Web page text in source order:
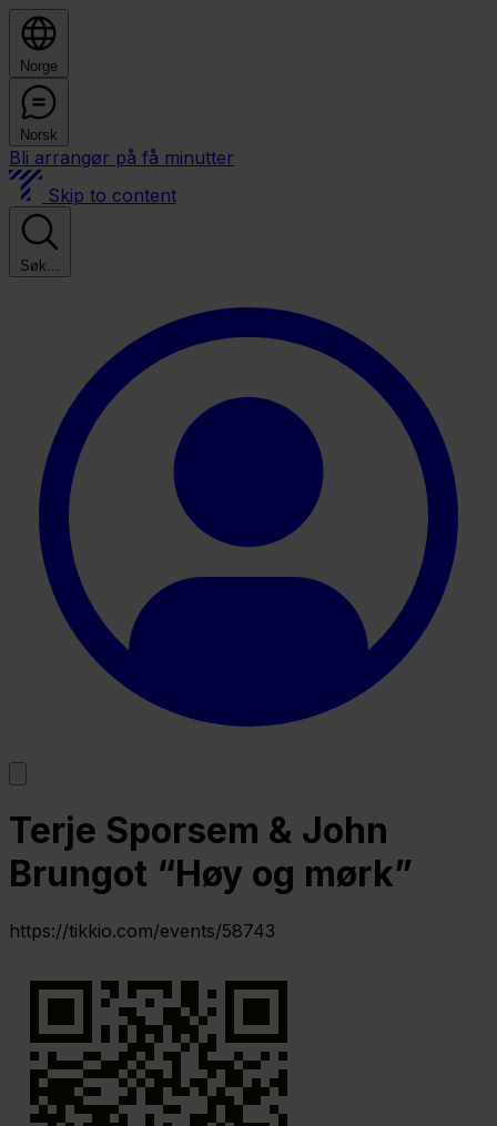
Norge
Norsk
Bli arrangør på få minutter
Skip to content
Søk...
Terje Sporsem & John
Brungot “Høy og mørk”
https://tikkio.com/events/58743